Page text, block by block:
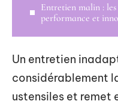
Entretien malin : les
performance et
Un entretien
considérablement
ustensiles et remet